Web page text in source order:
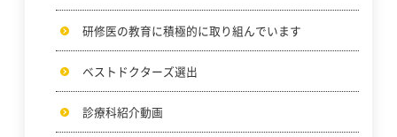
研修医の教育に積極的に取り組んでいます
ベストドクターズ選出
診療科紹介動画